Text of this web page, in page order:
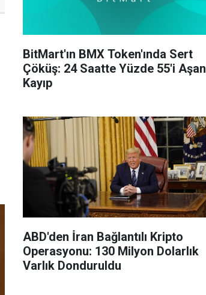
BitMart'ın BMX Token'ında Sert
Çöküş: 24 Saatte Yüzde 55'i Aşan
Kayıp
ABD'den İran Bağlantılı Kripto
Operasyonu: 130 Milyon Dolarlık
Varlık Donduruldu